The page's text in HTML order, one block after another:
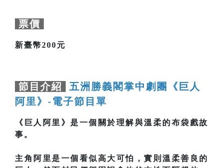
票價
新臺幣200元
節目介紹
五洲勝義閣掌中劇團《巨人
阿里》-電子節目單
《巨人阿里》是一個關於理解與溫柔的布袋戲故
事。
主角阿里是一個看似高大可怕，實則溫柔善良的